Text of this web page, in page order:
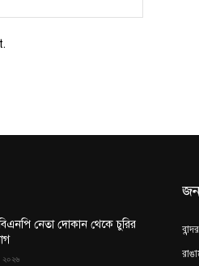
নেতা দোকান থেকে চুরির